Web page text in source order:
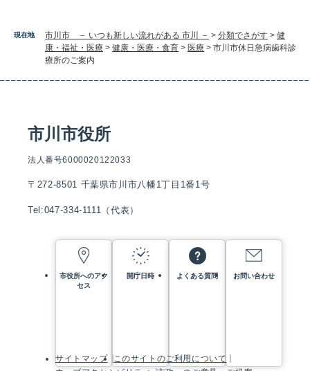
現在地 市川市 － いつも新しい流れがある 市川 － > 分類でさがす > 健
康・福祉・医療 > 健康・医療・食育 > 医療 > 市川市休日急病歯科診
療所のご案内
市川市役所
法人番号6000020122033
〒272-8501 千葉県市川市八幡1丁目1番1号
Tel:047-334-1111（代表）
市役所へのアク
セス
開庁日時 よくある質問 お問い合わせ
サイトマップ
このサイトのご利用について